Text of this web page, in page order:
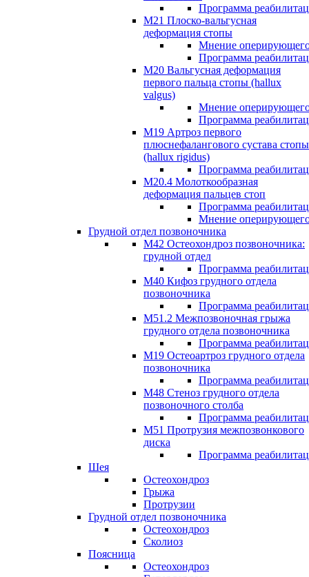
Программа
М21 Плоско-вальгусная
деформация стопы
Мнение
Программа
М20 Вальгусная деформация
первого пальца стопы (hallux
valgus)
Мнение
Программа
М19 Артроз первого
плюснефалангового сустава стопы
(hallux rigidus)
Программа
М20.4 Молоткообразная
деформация пальцев стоп
Программа
Мнение
Грудной отдел позвоночника
М42 Остеохондроз позвоночника:
грудной отдел
Программа
М40 Кифоз грудного отдела
позвоночника
Программа
M51.2 Межпозвоночная грыжа
грудного отдела позвоночника
Программа
М19 Остеоартроз грудного отдела
позвоночника
Программа
M48 Стеноз грудного отдела
позвоночного столба
Программа
М51 Протрузия межпозвонкового
диска
Программа
Шея
Остеохондроз
Грыжа
Протрузии
Грудной отдел позвоночника
Остеохондроз
Сколиоз
Поясница
Остеохондроз